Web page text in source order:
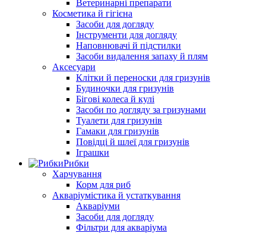
Ветеринарні препарати
Косметика й гігієна
Засоби для догляду
Інструменти для догляду
Наповнювачі й підстилки
Засоби видалення запаху й плям
Аксесуари
Клітки й переноски для гризунів
Будиночки для гризунів
Бігові колеса й кулі
Засоби по догляду за гризунами
Туалети для гризунів
Гамаки для гризунів
Повідці й шлеї для гризунів
Іграшки
Рибки
Харчування
Корм для риб
Акваріумістика й устаткування
Акваріуми
Засоби для догляду
Фільтри для акваріума